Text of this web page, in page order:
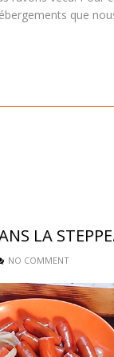
que
LA
NO COMMENT